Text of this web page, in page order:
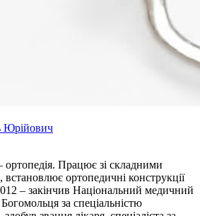
Юрійович
Працює зі складними
ортопедичні конструкції
– закінчив Національний медичний
за спеціальністю